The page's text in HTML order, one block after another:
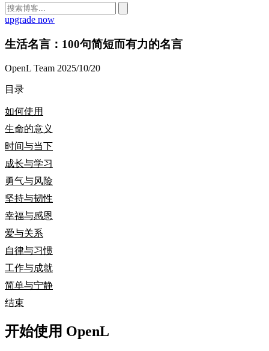
upgrade now
生活名言：100句简短而有力的名言
OpenL Team 2025/10/20
目录
如何使用
生命的意义
时间与当下
成长与学习
勇气与风险
坚持与韧性
幸福与感恩
爱与关系
自律与习惯
工作与成就
简单与宁静
结束
开始使用 OpenL